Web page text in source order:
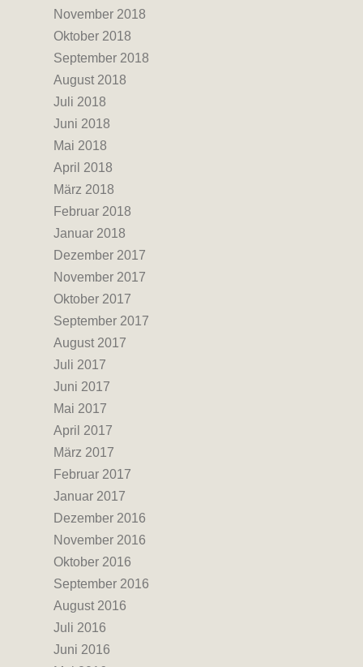
November 2018
Oktober 2018
September 2018
August 2018
Juli 2018
Juni 2018
Mai 2018
April 2018
März 2018
Februar 2018
Januar 2018
Dezember 2017
November 2017
Oktober 2017
September 2017
August 2017
Juli 2017
Juni 2017
Mai 2017
April 2017
März 2017
Februar 2017
Januar 2017
Dezember 2016
November 2016
Oktober 2016
September 2016
August 2016
Juli 2016
Juni 2016